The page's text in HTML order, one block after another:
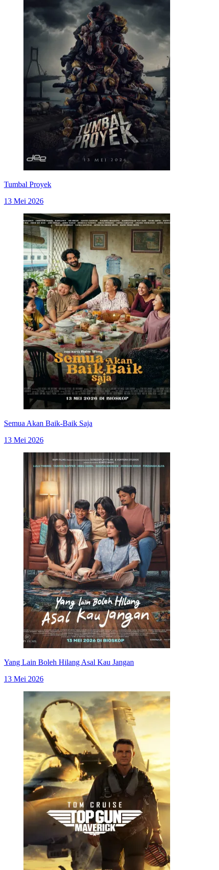
Tumbal Proyek
13 Mei 2026
Semua Akan Baik-Baik Saja
13 Mei 2026
Yang Lain Boleh Hilang Asal Kau Jangan
13 Mei 2026